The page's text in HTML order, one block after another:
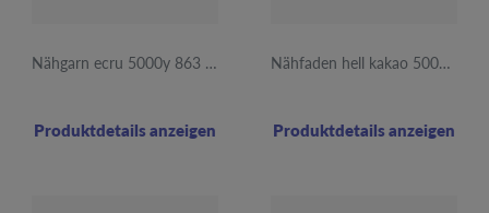
Nähgarn ecru 5000y 863 12Stk
Produktdetails anzeigen
Nähfaden hell kakao 5000y 871 12Stk
Produktdetails anzeigen